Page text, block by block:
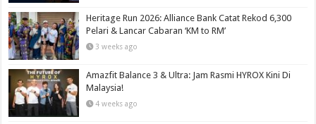
Heritage Run 2026: Alliance Bank Catat Rekod 6,300
Pelari & Lancar Cabaran ‘KM to RM’
3 weeks ago
Amazfit Balance 3 & Ultra: Jam Rasmi HYROX Kini Di
Malaysia!
4 weeks ago